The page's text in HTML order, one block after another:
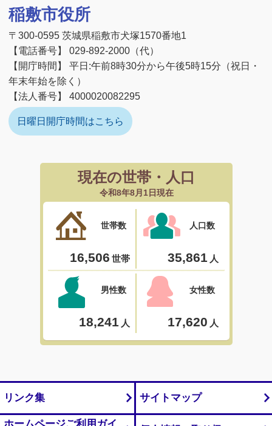
稲敷市役所
〒300-0595 茨城県稲敷市犬塚1570番地1
【電話番号】 029-892-2000（代）
【開庁時間】 平日:午前8時30分から午後5時15分（祝日・
年末年始を除く）
【法人番号】 4000020082295
日曜日開庁時間はこちら
リンク集 サイトマップ